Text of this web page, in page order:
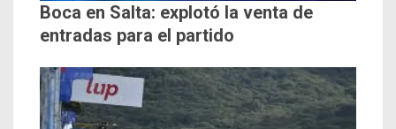
Boca en Salta: explotó la venta de
entradas para el partido